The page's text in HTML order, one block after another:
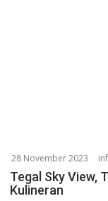
28 November 2023
Tegal Sky View,
Kulineran